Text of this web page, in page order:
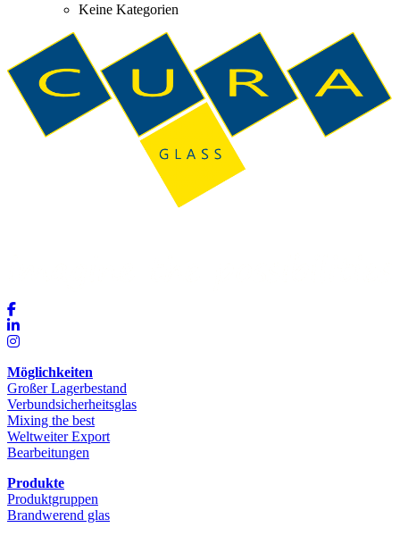
Keine Kategorien
Möglichkeiten
Großer Lagerbestand
Verbundsicherheitsglas
Mixing the best
Weltweiter Export
Bearbeitungen
Produkte
Produktgruppen
Brandwerend glas